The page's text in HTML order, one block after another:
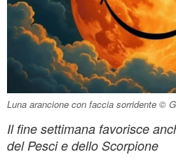
Luna arancione con faccia sorridente ©
Il fine settimana favorisce
del Pesci e dello Scorpione